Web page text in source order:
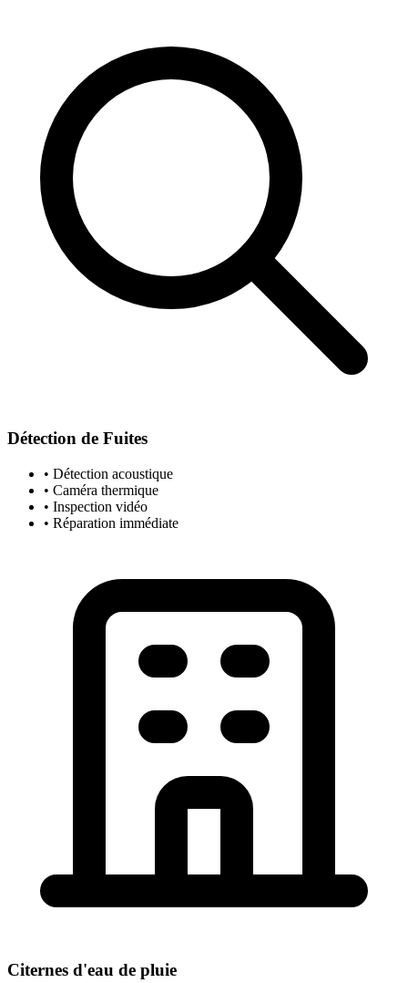
Détection de Fuites
• Détection acoustique
• Caméra thermique
• Inspection vidéo
• Réparation immédiate
Citernes d'eau de pluie